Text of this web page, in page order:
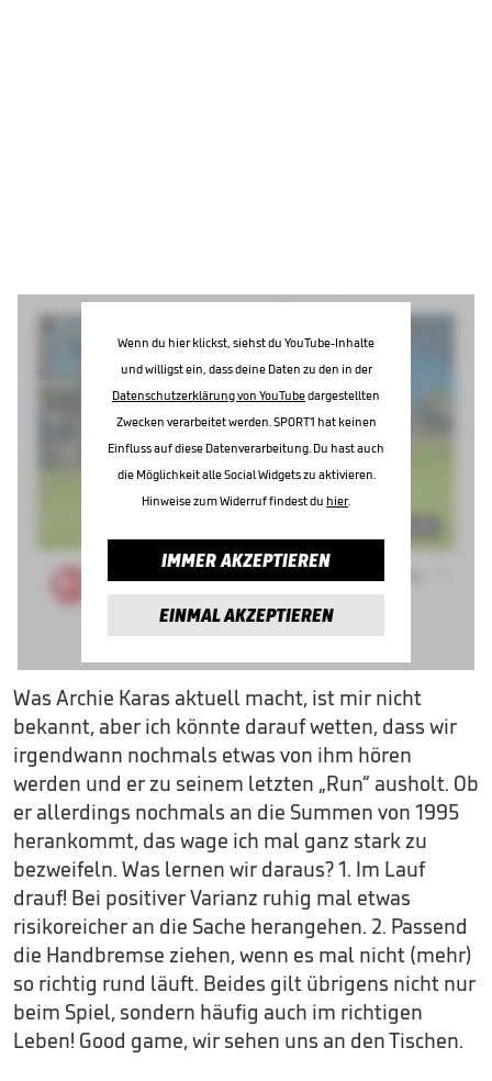
Wenn du hier klickst, siehst du YouTube-Inhalte
und willigst ein, dass deine Daten zu den in der
Datenschutzerklärung von YouTubedargestellten
Zwecken verarbeitet werden. SPORT1 hat keinen
Einfluss auf diese Datenverarbeitung. Du hast auch
die Möglichkeit alle Social Widgets zu aktivieren.
Hinweise zum Widerruf findest du hier.
IMMER AKZEPTIEREN
EINMAL AKZEPTIEREN
Was Archie Karas aktuell macht, ist mir nicht
bekannt, aber ich könnte darauf wetten, dass wir
irgendwann nochmals etwas von ihm hören
werden und er zu seinem letzten „Run“ ausholt. Ob
er allerdings nochmals an die Summen von 1995
herankommt, das wage ich mal ganz stark zu
bezweifeln. Was lernen wir daraus? 1. Im Lauf
drauf! Bei positiver Varianz ruhig mal etwas
risikoreicher an die Sache herangehen. 2. Passend
die Handbremse ziehen, wenn es mal nicht (mehr)
so richtig rund läuft. Beides gilt übrigens nicht nur
beim Spiel, sondern häufig auch im richtigen
Leben! Good game, wir sehen uns an den Tischen.